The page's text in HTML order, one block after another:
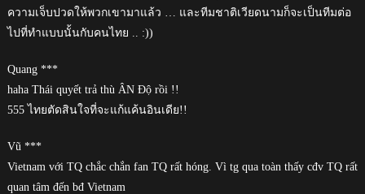
ความเจ็บปวดให้พวกเขามาแล้ว … และทีมชาติเวียดนามก็จะเป็นทีมต่อ
ไปที่ทำแบบนั้นกับคนไทย .. :))
Quang ***
haha Thái quyết trả thù ÂN Độ rồi !!
555 ไทยตัดสินใจที่จะแก้แค้นอินเดีย!!
Vũ ***
Vietnam với TQ chắc chắn fan TQ rất hóng. Vì tg qua toàn thấy cđv TQ rất
quan tâm đến bđ Vietnam